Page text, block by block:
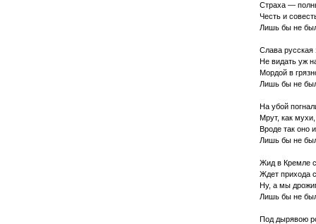
Страха —
Честь и
Лишь бы не
Слава русская
Не видать уж
Мордой в
Лишь бы не
На убой
Мрут, как
Вроде так оно
Лишь бы не
Жид в Кремле
Ждет прихода
Ну, а мы
Лишь бы не
Под дырявою